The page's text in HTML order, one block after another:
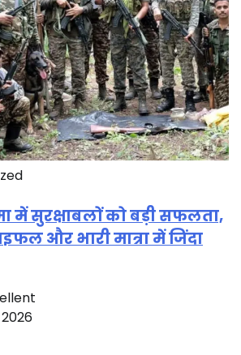
में सुरक्षाबलों को बड़ी सफलता,
और भारी मात्रा में जिंदा